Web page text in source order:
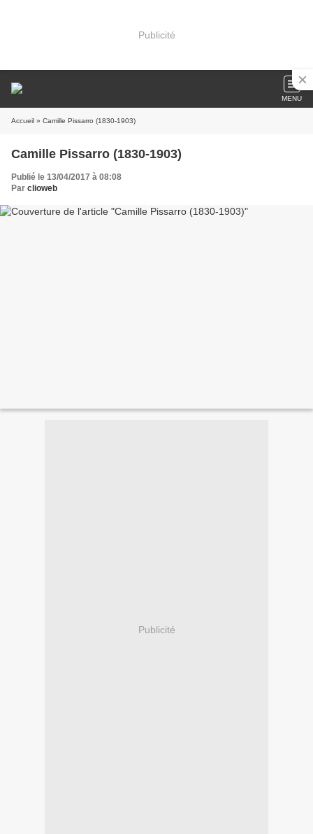
Publicité
MENU
Accueil » Camille Pissarro (1830-1903)
Camille Pissarro (1830-1903)
Publié le 13/04/2017 à 08:08
Par clioweb
Publicité